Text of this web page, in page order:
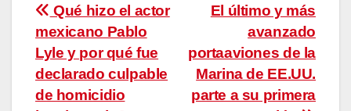
Navegación
de
entradas
El último y más
avanzado
portaaviones de la
Marina de EE.UU.
parte a su primera
Qué hizo el actor
mexicano Pablo
Lyle y por qué fue
declarado culpable
de homicidio